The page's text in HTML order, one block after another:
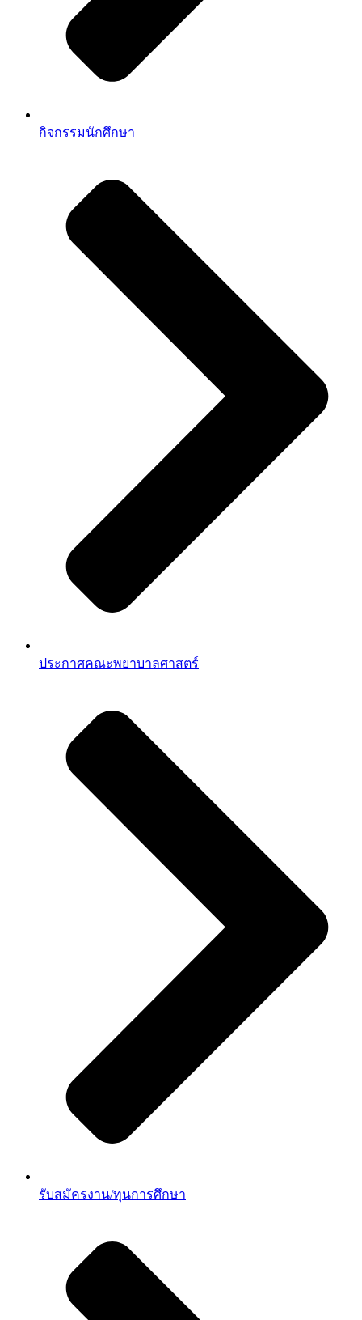
กิจกรรมนักศึกษา
ประกาศคณะพยาบาลศาสตร์
รับสมัครงาน/ทุนการศึกษา